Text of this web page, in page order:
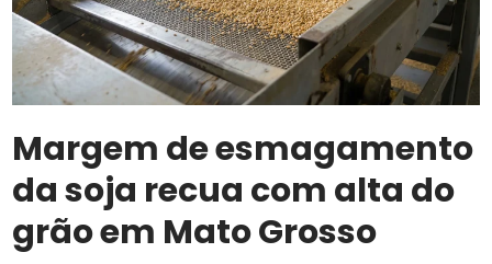
Margem de esmagamento
da soja recua com alta do
grão em Mato Grosso